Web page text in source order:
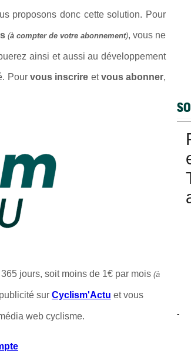
proposons donc cette solution. Pour
(à compter de votre abonnement), vous ne
ainsi et aussi au développement
Pourvous inscrire etvous abonner,
jours, soit moins de 1€ par mois (à
sur Cyclism'Actu et vous
web cyclisme. -